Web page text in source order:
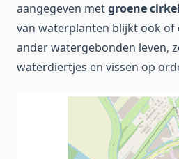
aangegeven metgroene
van waterplanten blijkt ook of
ander watergebonden leven,
waterdiertjes en vissen op